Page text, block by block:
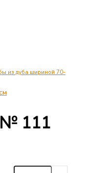
из дуба шириной 70-
№ 111